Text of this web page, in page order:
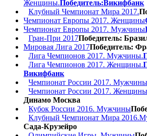
Женщины.Победитель:Викифбанк
Клубный Чемпионат Мира 2017.
Чемпионат Европы 2017. Женщины
Чемпионат Европы 2017. Мужчины
Гран-При 2017Победитель:
Мировая Лига 2017Победитель:
Лига Чемпионов 2017. Мужчины.
Лига Чемпионов 2017. Женщины.
Викифбанк
Чемпионат России 2017. Мужчины
Чемпионат России 2017. Женщины
Динамо Москва
Кубок России 2016. Мужчины
Клубный Чемпионат Мира
Сада-Крузейро